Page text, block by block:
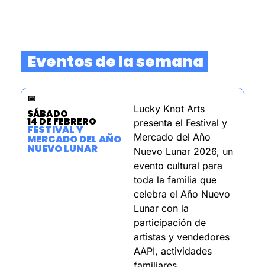
Eventos de la semana
📅
SÁBADO
14 DE FEBRERO
FESTIVAL Y
MERCADO DEL AÑO
NUEVO LUNAR
Lucky Knot Arts
presenta el Festival y
Mercado del Año
Nuevo Lunar 2026, un
evento cultural para
toda la familia que
celebra el Año Nuevo
Lunar con la
participación de
artistas y vendedores
AAPI, actividades